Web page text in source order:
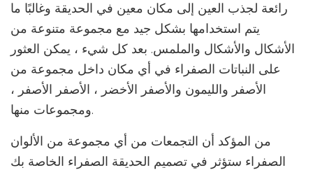
رائعة لجذب العين إلى مكان معين في الحديقة وغالبًا ما
يتم استخدامها بشكل جيد مع مجموعة متنوعة من
الأشكال والأشكال والملمس. بعد كل شيء ، يمكن العثور
على النباتات الصفراء في أي مكان داخل مجموعة من
الأصفر والليمون والأصفر الأخضر ، الأصفر الأصفر ،
ومجموعات منها.
من المؤكد أن التجمعات من أي مجموعة من الألوان
الصفراء ستؤثر في تصميم الحديقة الصفراء الخاصة بك